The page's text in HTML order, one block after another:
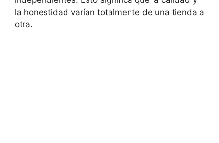
la honestidad varían totalmente de una tienda a
otra.